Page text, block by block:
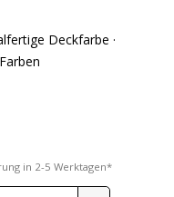
Deckfarbe ·
in 2-5 Werktagen*